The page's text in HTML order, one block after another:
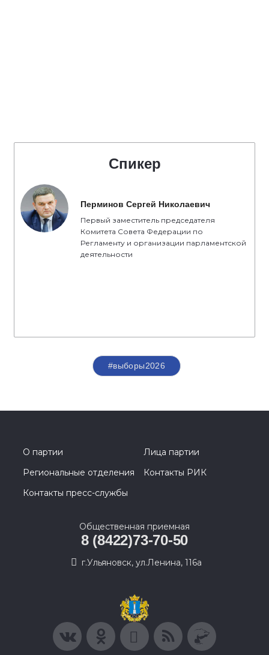
Спикер
Перминов Сергей Николаевич
Первый заместитель председателя
Комитета Совета Федерации по
Регламенту и организации парламентской
деятельности
#выборы2026
О партии
Лица партии
Региональные отделения
Контакты РИК
Контакты пресс-службы
Общественная приемная
8 (8422)73-70-50
г.Ульяновск, ул.Ленина, 116а